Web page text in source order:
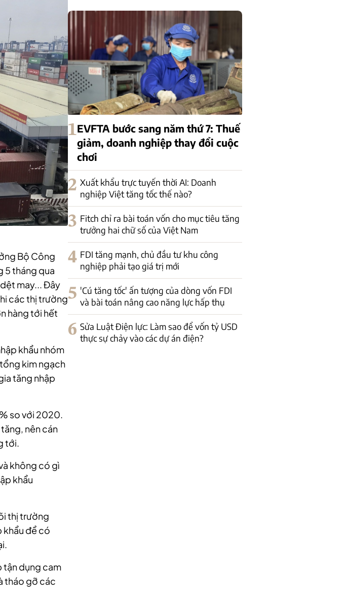
Bộ Công
5 tháng qua
may... Đây
các thị trường
hàng tới hết
khẩu nhóm
kim ngạch
tăng nhập
so với 2020.
nên cán
tới.
không có gì
khẩu
thị trường
khẩu để có
tận dụng cam
tháo gỡ các
1EVFTA bước sang năm thứ 7: Thuế
giảm, doanh nghiệp thay đổi cuộc
chơi
2 Xuất khẩu trực tuyến thời AI: Doanh
nghiệp Việt tăng tốc thế nào?
3 Fitch chỉ ra bài toán vốn cho mục tiêu tăng
trưởng hai chữ số của Việt Nam
4 FDI tăng mạnh, chủ đầu tư khu công
nghiệp phải tạo giá trị mới
5 'Cú tăng tốc' ấn tượng của dòng vốn FDI
và bài toán nâng cao năng lực hấp thụ
6 Sửa Luật Điện lực: Làm sao để vốn tỷ USD
thực sự chảy vào các dự án điện?